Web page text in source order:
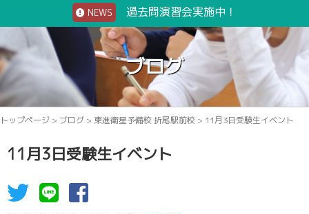
NEWS 過去問演習会実施中！
ブログ
トップページ > ブログ > 東進衛星予備校 折尾駅前校 > 11月3日受験生イベント
11月3日受験生イベント